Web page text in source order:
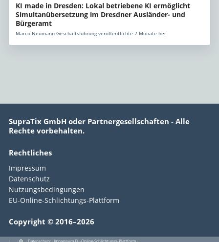
KI made in Dresden: Lokal betriebene KI ermöglicht
Simultanübersetzung im Dresdner Ausländer- und
Bürgeramt
Marco Neumann Geschäftsführung veröffentlichte 2 Monate her
SupraTix GmbH oder Partnergesellschaften - Alle
Rechte vorbehalten.
Rechtliches
Impressum
Datenschutz
Nutzungsbedingungen
EU-Online-Schlichtungs-Plattform
Copyright © 2016–2026
· · ·Datenschutz·Impressum EU-Online-Schlichtungs-Plattform·